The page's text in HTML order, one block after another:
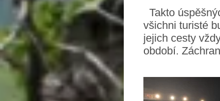
Takto
všichni turisté
jejich cesty
období.